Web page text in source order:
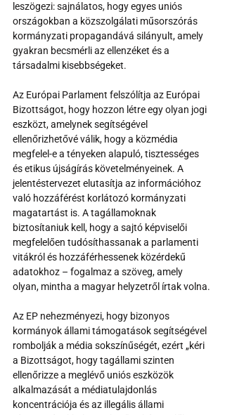
leszögezi: sajnálatos, hogy egyes uniós
országokban a közszolgálati műsorszórás
kormányzati propagandává silányult, amely
gyakran becsmérli az ellenzéket és a
társadalmi kisebbségeket.
Az Európai Parlament felszólítja az Európai
Bizottságot, hogy hozzon létre egy olyan jogi
eszközt, amelynek segítségével
ellenőrizhetővé válik, hogy a közmédia
megfelel-e a tényeken alapuló, tisztességes
és etikus újságírás követelményeinek. A
jelentéstervezet elutasítja az információhoz
való hozzáférést korlátozó kormányzati
magatartást is. A tagállamoknak
biztosítaniuk kell, hogy a sajtó képviselői
megfelelően tudósíthassanak a parlamenti
vitákról és hozzáférhessenek közérdekű
adatokhoz – fogalmaz a szöveg, amely
olyan, mintha a magyar helyzetről írtak volna.
Az EP nehezményezi, hogy bizonyos
kormányok állami támogatások segítségével
rombolják a média sokszínűségét, ezért „kéri
a Bizottságot, hogy tagállami szinten
ellenőrizze a meglévő uniós eszközök
alkalmazását a médiatulajdonlás
koncentrációja és az illegális állami